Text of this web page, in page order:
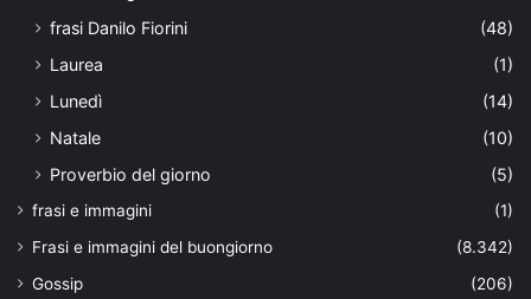
frasi Danilo Fiorini
(48)
Laurea
(1)
Lunedì
(14)
Natale
(10)
Proverbio del giorno
(5)
frasi e immagini
(1)
Frasi e immagini del buongiorno
(8.342)
Gossip
(206)